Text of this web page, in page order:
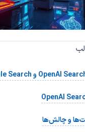
و چالش‌ها